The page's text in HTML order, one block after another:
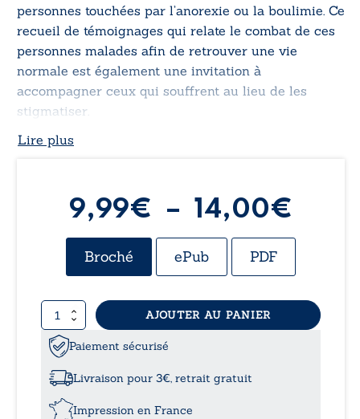
personnes touchées par l’anorexie ou la boulimie. Ce
recueil de témoignages qui relate le combat de ces
personnes malades afin de retrouver une vie
normale est également une invitation à
accompagner ceux qui souffrent au lieu de les
stigmatiser.
Lire plus
9,99€ – 14,00€
de
Broché ePub PDF
quantité
de
Anorexie,
notre
bataille
AJOUTER AU PANIER
Paiement sécurisé
Livraison pour 3€, retrait gratuit
Impression en France